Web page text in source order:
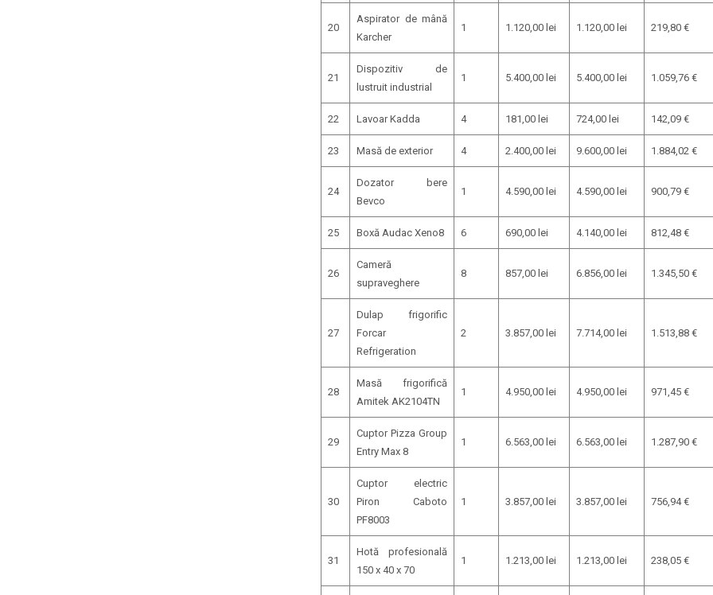
20
Aspirator de mână
Karcher
1 1.120,00 lei 1.120,00 lei 219,80 €
21
Dispozitiv de
lustruit industrial
1 5.400,00 lei 5.400,00 lei 1.059,76 €
22 Lavoar Kadda 4 181,00 lei 724,00 lei 142,09 €
23 Masă de exterior 4 2.400,00 lei 9.600,00 lei 1.884,02 €
24
Dozator bere
Bevco
1 4.590,00 lei 4.590,00 lei 900,79 €
25 Boxă Audac Xeno8 6 690,00 lei 4.140,00 lei 812,48 €
26
Cameră
supraveghere
8 857,00 lei 6.856,00 lei 1.345,50 €
27
Dulap frigorific
Forcar
Refrigeration
2 3.857,00 lei 7.714,00 lei 1.513,88 €
28
Masă frigorifică
Amitek AK2104TN
1 4.950,00 lei 4.950,00 lei 971,45 €
29
Cuptor Pizza Group
Entry Max 8
1 6.563,00 lei 6.563,00 lei 1.287,90 €
30
Cuptor electric
Piron Caboto
PF8003
1 3.857,00 lei 3.857,00 lei 756,94 €
31
Hotă profesională
150 x 40 x 70
1 1.213,00 lei 1.213,00 lei 238,05 €